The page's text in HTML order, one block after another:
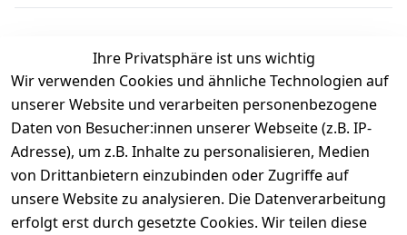
Kundenbewertungen
Durchschnittliche Bewertung
0
Basierend auf 0 Bewertung(en)
Bewertung abgeben
Ihre Privatsphäre ist uns wichtig
Wir verwenden Cookies und ähnliche Technologien auf
unserer Website und verarbeiten personenbezogene
Daten von Besucher:innen unserer Webseite (z.B. IP-
Adresse), um z.B. Inhalte zu personalisieren, Medien
von Drittanbietern einzubinden oder Zugriffe auf
unsere Website zu analysieren. Die Datenverarbeitung
erfolgt erst durch gesetzte Cookies. Wir teilen diese